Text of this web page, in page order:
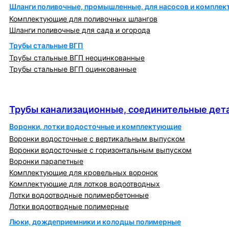
Шланги поливочные, промышленные, для насосов и
Комплектующие для поливочных шлангов
Шланги поливочные для сада и огорода
Трубы стальные ВГП
Трубы стальные ВГП неоцинкованные
Трубы стальные ВГП оцинкованные
Трубы канализационные, соединительные
Воронки, лотки водосточные и комплектующие
Воронки водосточные с вертикальным выпуском
Воронки водосточные с горизонтальным выпуском
Воронки парапетные
Комплектующие для кровельных воронок
Комплектующие для лотков водоотводных
Лотки водоотводные полимербетонные
Лотки водоотводные полимерные
Люки, дождеприемники и колодцы полимерные